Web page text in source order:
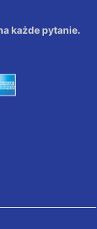
każde pytanie.